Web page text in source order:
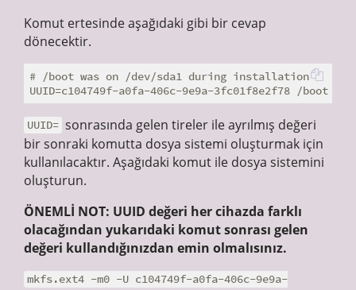
Komut ertesinde aşağıdaki gibi bir cevap
dönecektir.
# /boot was on /dev/sda1 during installation
UUID= sonrasında gelen tireler ile ayrılmış değeri
bir sonraki komutta dosya sistemi oluşturmak için
kullanılacaktır. Aşağıdaki komut ile dosya sistemini
oluşturun.
ÖNEMLİ NOT: UUID değeri her cihazda farklı
olacağından yukarıdaki komut sonrası gelen
değeri kullandığınızdan emin olmalısınız.
mkfs.ext4 -m0 -U c104749f-a0fa-406c-9e9a-